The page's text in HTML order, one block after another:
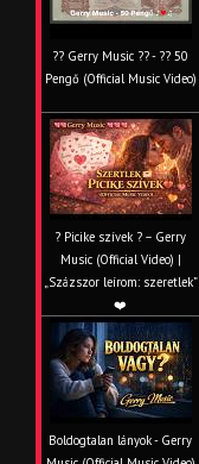
?? Gerry Music ?? - ?? 50
Pengő (Official Music Video)
? Picike szívek ? – Gerry
Music (Official Video) |
„Százszor leírom: szeretlek”
❤️
Boldogtalan lányok - Gerry